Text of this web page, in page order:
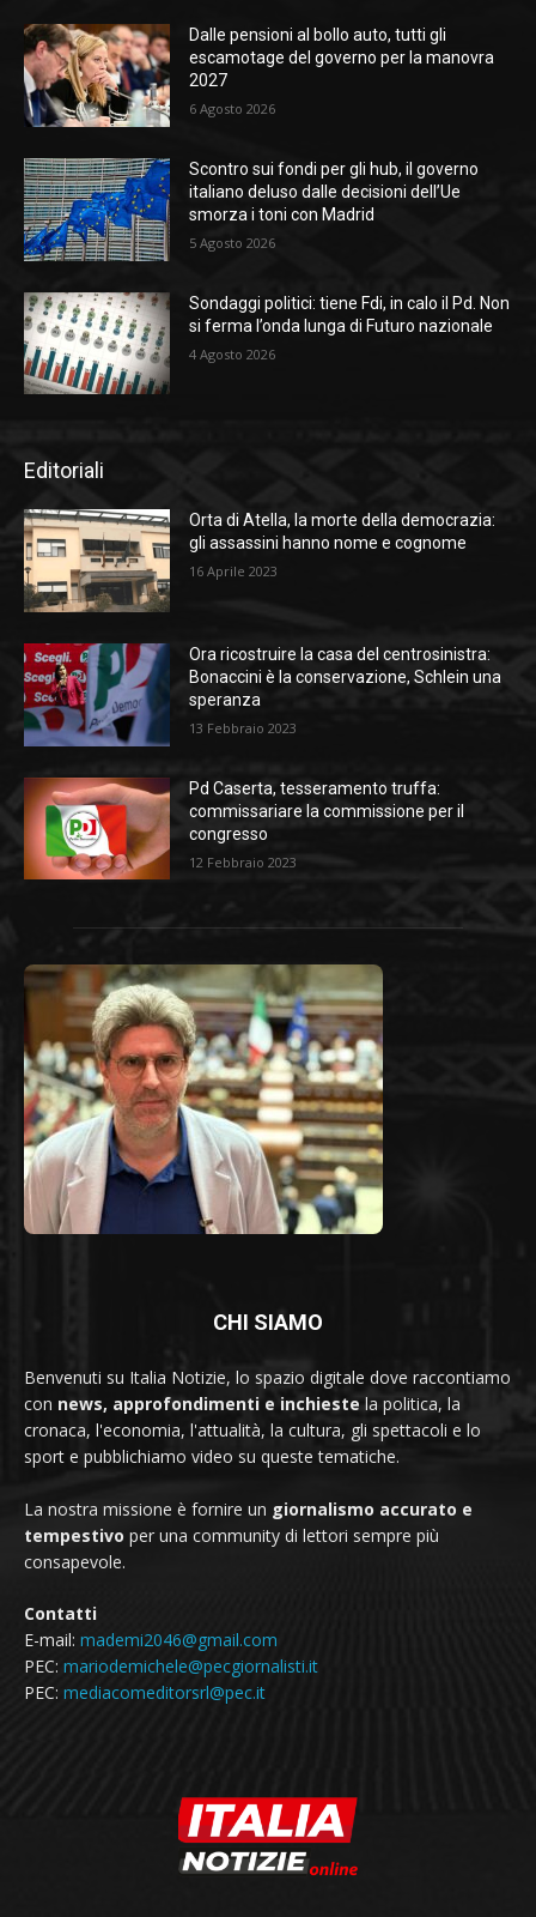
Dalle pensioni al bollo auto, tutti gli
escamotage del governo per la manovra
2027
6 Agosto 2026
Scontro sui fondi per gli hub, il governo
italiano deluso dalle decisioni dell’Ue
smorza i toni con Madrid
5 Agosto 2026
Sondaggi politici: tiene Fdi, in calo il Pd. Non
si ferma l’onda lunga di Futuro nazionale
4 Agosto 2026
Editoriali
Orta di Atella, la morte della democrazia:
gli assassini hanno nome e cognome
16 Aprile 2023
Ora ricostruire la casa del centrosinistra:
Bonaccini è la conservazione, Schlein una
speranza
13 Febbraio 2023
Pd Caserta, tesseramento truffa:
commissariare la commissione per il
congresso
12 Febbraio 2023
CHI SIAMO
Benvenuti su Italia Notizie, lo spazio digitale dove raccontiamo
con news, approfondimenti e inchieste la politica, la
cronaca, l'economia, l'attualità, la cultura, gli spettacoli e lo
sport e pubblichiamo video su queste tematiche.
La nostra missione è fornire un giornalismo accurato e
tempestivo per una community di lettori sempre più
consapevole.
Contatti
E-mail: mademi2046@gmail.com
PEC: mariodemichele@pecgiornalisti.it
PEC: mediacomeditorsrl@pec.it